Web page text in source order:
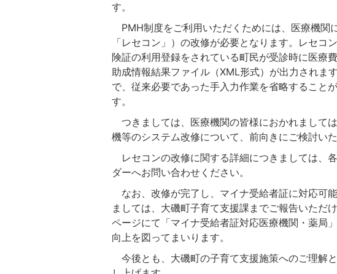
す。
PMH制度をご利用いただくためには、医療機関
「レセコン」）の改修が必要となります。レセコ
険証の利用登録をされている町民が受診時に医療
助成情報結果ファイル（XML形式）が出力されま
で、従来必要であった手入力作業を省略すること
す。
つきましては、医療機関の皆様におかれまして
機等のシステム改修について、前向きにご検討い
レセコンの改修に関する詳細につきましては、
ダーへお問い合わせください。
なお、改修が完了し、マイナ受給者証に対応可
ましては、大磯町子育て支援課までご報告いただ
ページにて「マイナ受給者証対応医療機関・薬局
向上を図ってまいります。
今後とも、大磯町の子育て支援施策へのご理解